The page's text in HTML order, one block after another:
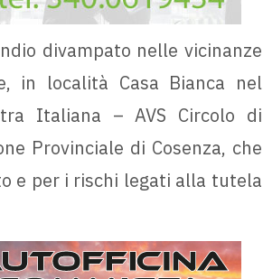
divampato nelle vicinanze
in località Casa Bianca nel
Italiana – AVS Circolo di
Provinciale di Cosenza, che
e per i rischi legati alla tutela